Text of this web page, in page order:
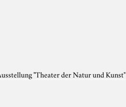
"Theater der Natur und Kunst"